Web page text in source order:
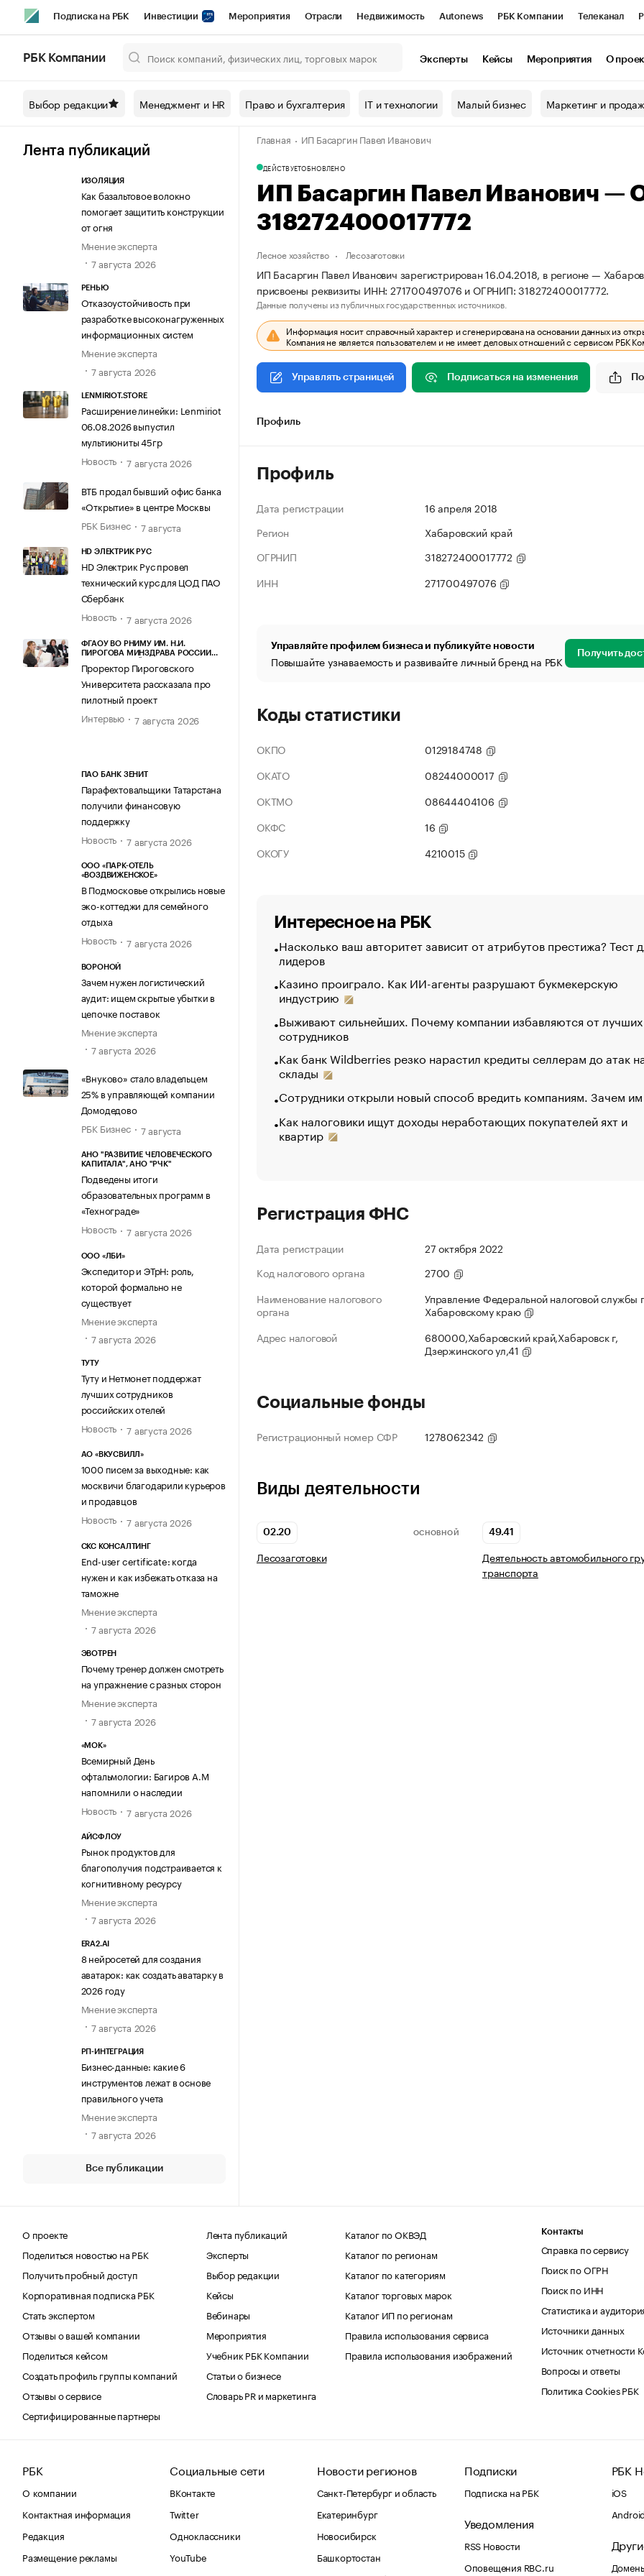
Подписка на РБК Инвестиции Мероприятия Отрасли Недвижимость Autonews РБК Компании Телеканал
Спецпроекты СПб Конференции СПб Спецпроекты Проверка контрагентов
Технологии и медиа Рынок наличной валюты
РБК Компании Эксперты Кейсы Мероприятия О
Выбор редакции Менеджмент и HR Право и бухгалтерия IT и технологии Малый бизнес Маркетинг и
Лента публикаций
ИЗОЛЯЦИЯ
Как базальтовое волокно
помогает защитить конструкции
от огня
Мнение эксперта
7 августа 2026
РЕНЬЮ
Отказоустойчивость при
разработке высоконагруженных
информационных систем
Мнение эксперта
7 августа 2026
LENMIRIOT.STORE
Расширение линейки: Lenmiriot
06.08.2026 выпустил
мультиюниты 45гр
Новость
7 августа 2026
ВТБ продал бывший офис банка
«Открытие» в центре Москвы
РБК Бизнес
7 августа
HD ЭЛЕКТРИК РУС
HD Электрик Рус провел
технический курс для ЦОД ПАО
Сбербанк
Новость
7 августа 2026
ФГАОУ ВО РНИМУ ИМ. Н.И.
ПИРОГОВА МИНЗДРАВА РОССИИ
Проректор Пироговского
Университета рассказала про
пилотный проект
Интервью
7 августа 2026
ПАО БАНК ЗЕНИТ
Парафехтовальщики Татарстана
получили финансовую
поддержку
Новость
7 августа 2026
ООО «ПАРК-ОТЕЛЬ
«ВОЗДВИЖЕНСКОЕ»
В Подмосковье открылись новые
эко-коттеджи для семейного
отдыха
Новость
7 августа 2026
ВОРОНОЙ
Зачем нужен логистический
аудит: ищем скрытые убытки в
цепочке поставок
Мнение эксперта
7 августа 2026
«Внуково» стало владельцем
25% в управляющей компании
Домодедово
РБК Бизнес
7 августа
АНО "РАЗВИТИЕ ЧЕЛОВЕЧЕСКОГО
КАПИТАЛА", АНО "РЧК"
Подведены итоги
образовательных программ в
«Технограде»
Новость
7 августа 2026
ООО «ЛБИ»
Экспедитор и ЭТрН: роль,
которой формально не
существует
Мнение эксперта
7 августа 2026
ТУТУ
Туту и Нетмонет поддержат
лучших сотрудников
российских отелей
Новость
7 августа 2026
АО «ВКУСВИЛЛ»
1000 писем за выходные: как
москвичи благодарили курьеров
и продавцов
Новость
7 августа 2026
СКС КОНСАЛТИНГ
End-user certificate: когда
нужен и как избежать отказа на
таможне
Мнение эксперта
7 августа 2026
ЭВОТРЕН
Почему тренер должен смотреть
на упражнение с разных сторон
Мнение эксперта
7 августа 2026
«МОК»
Всемирный День
офтальмологии: Багиров А.М
напомнили о наследии
Новость
7 августа 2026
АЙСФЛОУ
Рынок продуктов для
благополучия подстраивается к
когнитивному ресурсу
Мнение эксперта
7 августа 2026
ERA2.AI
8 нейросетей для создания
аватарок: как создать аватарку в
2026 году
Мнение эксперта
7 августа 2026
РП-ИНТЕГРАЦИЯ
Бизнес-данные: какие 6
инструментов лежат в основе
правильного учета
Мнение эксперта
7 августа 2026
Все публикации
Главная ИП Басаргин Павел Иванович
ДЕЙСТВУЕТОБНОВЛЕНО
ИП Басаргин Павел Иванович —
318272400017772
Лесное хозяйство Лесозаготовки
ИП Басаргин Павел Иванович зарегистрирован 16.04.2018, в регионе —
присвоены реквизиты ИНН: 271700497076 и ОГРНИП: 318272400017772.
Данные получены из публичных государственных источников.
Информация носит справочный характер и сгенерирована на основании данных из
Компания не является пользователем и не имеет деловых отношений с сервисом РБК
Управлять страницей Подписаться на изменения
Профиль
Профиль
Дата регистрации
16 апреля 2018
Регион
Хабаровский край
ОГРНИП
318272400017772
ИНН
271700497076
Управляйте профилем бизнеса и публикуйте новости
Повышайте узнаваемость и развивайте личный бренд на РБК Получить
Коды статистики
ОКПО
0129184748
ОКАТО
08244000017
ОКТМО
08644404106
ОКФС
16
ОКОГУ
4210015
Интересное на РБК
Насколько ваш авторитет зависит от атрибутов престижа? Тест
лидеров
Казино проиграло. Как ИИ-агенты разрушают букмекерскую
индустрию
Выживают сильнейших. Почему компании избавляются от лучших
сотрудников
Как банк Wildberries резко нарастил кредиты селлерам до атак
склады
Сотрудники открыли новый способ вредить компаниям. Зачем
Как налоговики ищут доходы неработающих покупателей яхт и
квартир
Регистрация ФНС
Дата регистрации
27 октября 2022
Код налогового органа
2700
Наименование налогового
органа
Управление Федеральной налоговой службы
Хабаровскому краю
Адрес налоговой
680000,Хабаровский край,Хабаровск г,
Дзержинского ул,41
Социальные фонды
Регистрационный номер СФР 1278062342
Виды деятельности
02.20 ОСНОВНОЙ
Лесозаготовки
49.41
Деятельность автомобильного
транспорта
О проекте
Поделиться новостью на РБК
Получить пробный доступ
Корпоративная подписка РБК
Стать экспертом
Отзывы о вашей компании
Поделиться кейсом
Создать профиль группы компаний
Отзывы о сервисе
Сертифицированные партнеры
Лента публикаций
Эксперты
Выбор редакции
Кейсы
Вебинары
Мероприятия
Учебник РБК Компании
Статьи о бизнесе
Словарь PR и маркетинга
Каталог по ОКВЭД
Каталог по регионам
Каталог по категориям
Каталог торговых марок
Каталог ИП по регионам
Правила использования сервиса
Правила использования изображений
Контакты
Справка по сервису
Поиск по ОГРН
Поиск по ИНН
Статистика и
Источники данных
Источник отчетности
Вопросы и ответы
Политика Cookies РБК
РБК
О компании
Контактная информация
Редакция
Размещение рекламы
Социальные сети
ВКонтакте
Twitter
Одноклассники
YouTube
Новости регионов
Санкт-Петербург и область
Екатеринбург
Новосибирск
Башкортостан
Подписки
Подписка на РБК
Уведомления
RSS Новости
Оповещения RBC.ru
РБК
iOS